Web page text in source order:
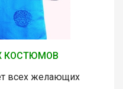
КОСТЮМОВ
всех желающих